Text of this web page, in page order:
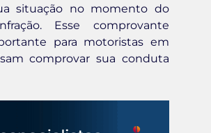
situação no momento do
Esse comprovante
para motoristas em
comprovar sua conduta